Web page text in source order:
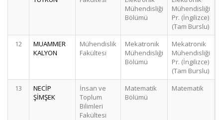
Mühendisliği
Bölümü
Mühendisliği
Pr. (İngilizce)
(Tam Burslu)
12
MUAMMER
KALYON
Mühendislik
Fakültesi
Mekatronik
Mühendisliği
Bölümü
Mekatronik
Mühendisliği
Pr. (İngilizce)
(Tam Burslu)
13
NECİP
ŞİMŞEK
İnsan ve
Toplum
Bilimleri
Fakültesi
Matematik
Bölümü
Matematik